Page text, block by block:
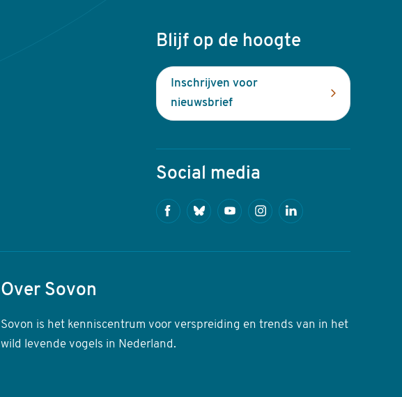
Blijf op de hoogte
Inschrijven voor
nieuwsbrief
Social media
FacebookBlueskyYoutubeInstagramLinkedin
Over Sovon
Sovon is het kenniscentrum voor verspreiding en trends van in het
wild levende vogels in Nederland.